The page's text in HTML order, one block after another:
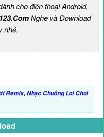
cho điện thoại Android,
Nghe và Download
nhé.
Remix,Nhạc Chuông Loi Choi